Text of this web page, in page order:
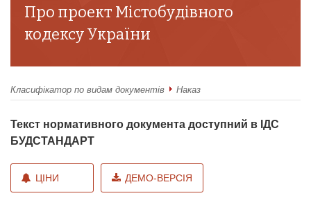
Про проект Містобудівного
кодексу України
Класифікатор по видам документів Наказ
Текст нормативного документа доступний в ІДС
БУДСТАНДАРТ
ЦІНИ ДЕМО-ВЕРСІЯ